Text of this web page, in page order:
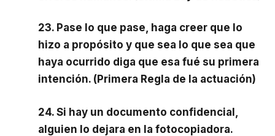
23. Pase lo que pase, haga creer que lo
hizo a propósito y que sea lo que sea que
haya ocurrido diga que esa fué su primera
intención. (Primera Regla de la actuación)
24. Si hay un documento confidencial,
alguien lo dejara en la fotocopiadora.